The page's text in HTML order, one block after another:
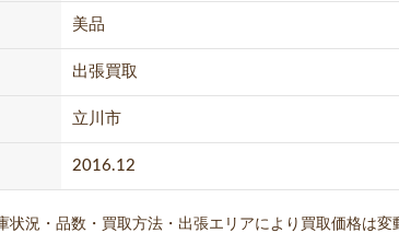
美品
出張買取
立川市
2016.12
況・品数・買取方法・出張エリアにより買取価格は変